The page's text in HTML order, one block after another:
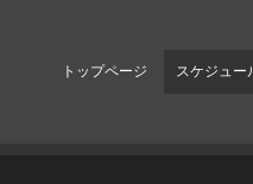
トップページ スケジュー